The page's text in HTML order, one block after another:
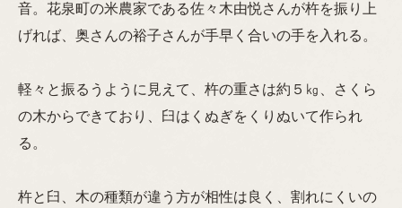
音。花泉町の米農家である佐々木由悦さんが杵を振り上
げれば、奥さんの裕子さんが手早く合いの手を入れる。
軽々と振るうように見えて、杵の重さは約５㎏、さくら
の木からできており、臼はくぬぎをくりぬいて作られ
る。
杵と臼、木の種類が違う方が相性は良く、割れにくいの